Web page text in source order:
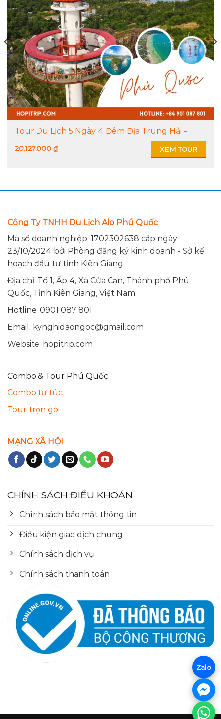
Tour Du Lịch 5 Ngày 4 Đêm Địa Trung Hải –
Tour Cano Đảo – Hòn Thơm – Safari –
Vinwonders
20.127.000 ₫ XEM TOUR
Công Ty TNHH Du Lịch Alo Phú Quốc
Mã số doanh nghiệp: 1702302638 cấp ngày
23/10/2024 bởi Phòng đăng ký kinh doanh - Sở kế
hoạch đầu tư tỉnh Kiên Giang
Địa chỉ: Tổ 1, Ấp 4, Xã Cửa Cạn, Thành phố Phú
Quốc, Tỉnh Kiên Giang, Việt Nam
Hotline: 0901 087 801
Email: kynghidaongoc@gmail.com
Website: hopitrip.com
Combo & Tour Phú Quốc
Combo tự túc
Tour trọn gói
MẠNG XÃ HỘI
CHÍNH SÁCH ĐIỀU KHOẢN
Chính sách bảo mật thông tin
Điều kiện giao dịch chung
Chính sách dịch vụ
Chính sách thanh toán
Zalo